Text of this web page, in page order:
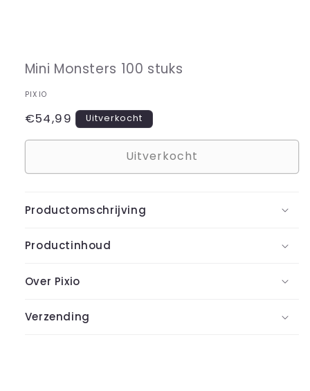
modaal
Mini Monsters 100 stuks
PIXIO
Normale
€54,99 Uitverkocht
Uitverkocht
Productomschrijving
Productinhoud
Over Pixio
Verzending